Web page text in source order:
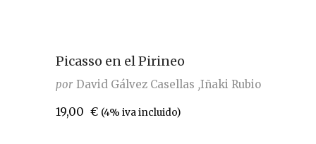
Picasso en el Pirineo
por David Gálvez Casellas Iñaki Rubio
19,00 € (4% iva incluido)